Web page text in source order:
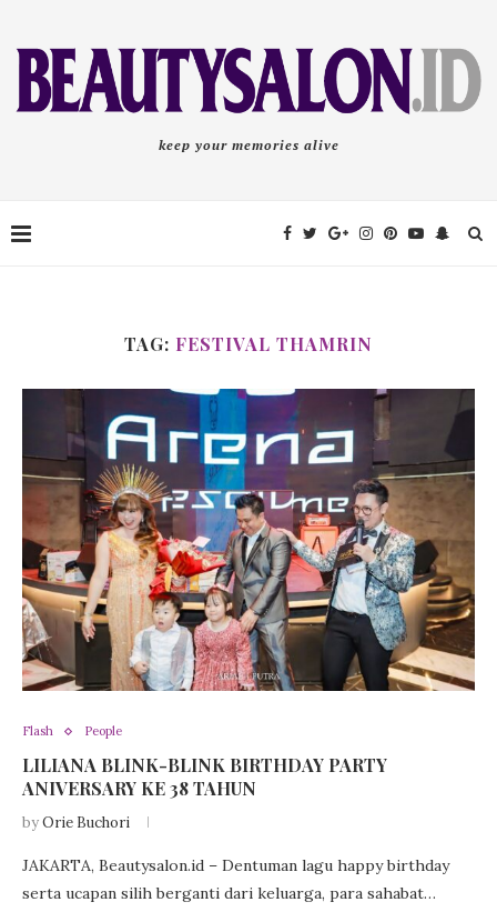
keep your memories alive
TAG: FESTIVAL THAMRIN
Flash People
LILIANA BLINK-BLINK BIRTHDAY PARTY
ANIVERSARY KE 38 TAHUN
byOrie Buchori
JAKARTA, Beautysalon.id – Dentuman lagu happy birthday
serta ucapan silih berganti dari keluarga, para sahabat…